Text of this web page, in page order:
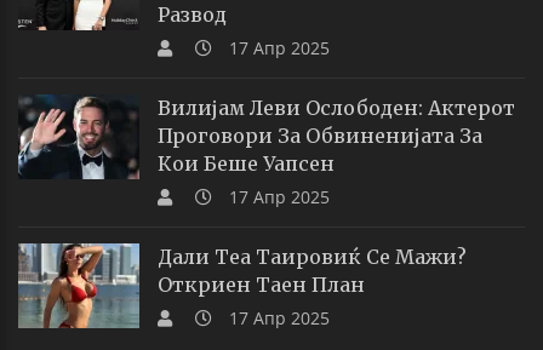
Развод
17 Апр 2025
Вилијам Леви Ослободен: Актерот
Проговори За Обвиненијата За
Кои Беше Уапсен
17 Апр 2025
Дали Теа Таировиќ Се Мажи?
Откриен Таен План
17 Апр 2025